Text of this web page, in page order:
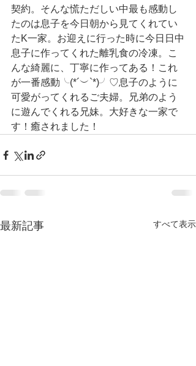
契約。そんな慌ただしい中最も感動し
たのは息子を今日朝から見てくれてい
たK一家。お迎えに行った時に今日日中
息子に作ってくれた離乳食の冷凍。こ
んな綺麗に、丁寧に作ってある！これ
が一番感動╰(*´︶`*)╯♡息子のように
可愛がってくれるご夫婦。兄弟のよう
に遊んでくれる兄妹。大好きな一家で
す！癒されました！
最新記事 すべて表示